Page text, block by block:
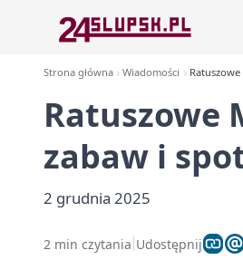
Strona główna Wiadomości
Ratuszowe
zabaw i
2 grudnia 2025
2 min czytania Udostępnij